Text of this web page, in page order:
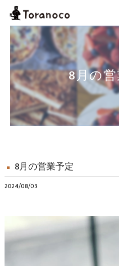
8月の
8月の営業予定
2024/08/03